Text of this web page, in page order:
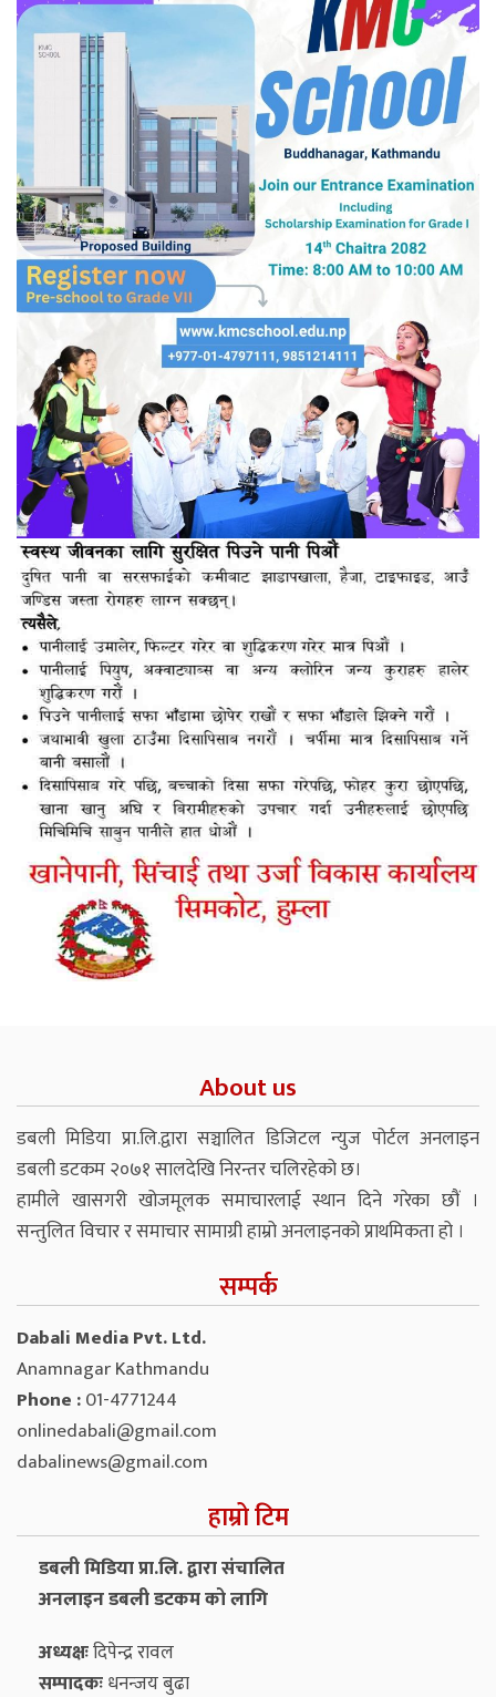
About us
डबली मिडिया प्रा.लि.द्वारा सञ्चालित डिजिटल न्युज पोर्टल अनलाइन
डबली डटकम २०७१ सालदेखि निरन्तर चलिरहेको छ।
हामीले खासगरी खोजमूलक समाचारलाई स्थान दिने गरेका छौं ।
सन्तुलित विचार र समाचार सामाग्री हाम्रो अनलाइनको प्राथमिकता हो ।
सम्पर्क
Dabali Media Pvt. Ltd.
Anamnagar Kathmandu
Phone :01-4771244
onlinedabali@gmail.com
dabalinews@gmail.com
हाम्रो टिम
डबली मिडिया प्रा.लि. द्वारा संचालित
अनलाइन डबली डटकम को लागि
अध्यक्षःदिपेन्द्र रावल
सम्पादकःधनन्‍जय बुढा